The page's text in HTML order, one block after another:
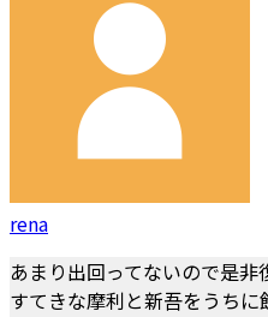
rena
あまり出回ってないので是
すてきな摩利と新吾をうちに